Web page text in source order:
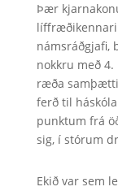
Þær
líffræðikennari
nokkru með
ræða
ferð til
punktum frá
sig, í stórum
Ekið var sem